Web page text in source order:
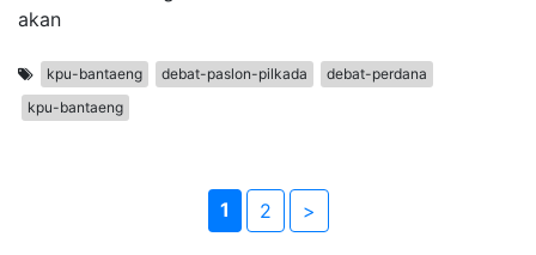
akan
kpu-bantaeng debat-paslon-pilkada
debat-perdana
kpu-bantaeng
1 2 >